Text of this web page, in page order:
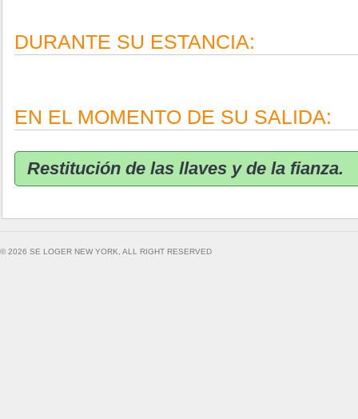
DURANTE SU ESTANCIA:
EN EL MOMENTO DE SU SALIDA:
Restitución de las llaves y de la fianza.
© 2026 SE LOGER NEW YORK, ALL RIGHT RESERVED